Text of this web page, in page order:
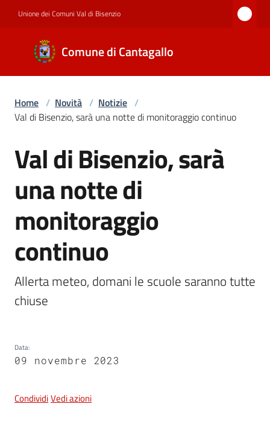
Unione dei Comuni Val di Bisenzio
Comune di Cantagallo
Comune di
Cantagallo
Amministrazione
Novità
Documenti
dati
Home / Novità / Notizie /
Val di Bisenzio, sarà una notte di monitoraggio continuo
Salta al contenuto
Val di Bisenzio, sarà
una notte di
monitoraggio
continuo
Allerta meteo, domani le scuole saranno tutte
chiuse
Data:
09 novembre 2023
CondividiVedi azioni